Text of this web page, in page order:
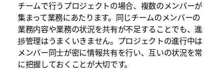
チームで行うプロジェクトの場合、複数のメンバーが
集まって業務にあたります。同じチームのメンバーの
業務内容や業務の状況を共有が不足することでも、進
捗管理はうまくいきません。プロジェクトの進行中は
メンバー同士が密に情報共有を行い、互いの状況を常
に把握しておくことが大切です。